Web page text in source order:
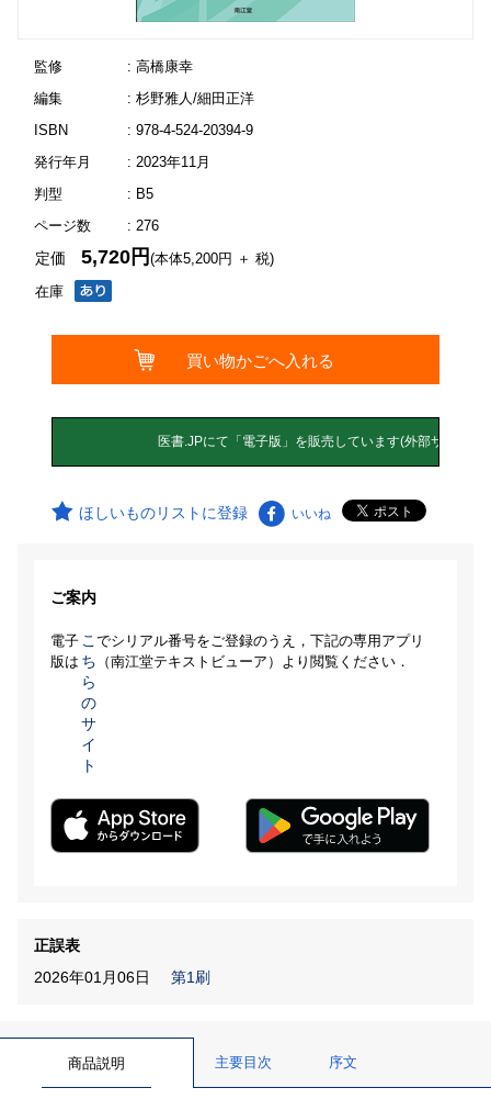
監修
: 高橋康幸
編集
: 杉野雅人/細田正洋
ISBN
: 978-4-524-20394-9
発行年月
: 2023年11月
判型
: B5
ページ数
: 276
在庫
定価5,720円(本体5,200円 ＋ 税)
ほしいものリストに登録 いいね
ご案内
電子
版は
こ
ち
ら
の
サ
イ
ト
でシリアル番号をご登録のうえ，下記の専用アプリ
（南江堂テキストビューア）より閲覧ください．
正誤表
2026年01月06日
第1刷
商品説明 主要目次 序文